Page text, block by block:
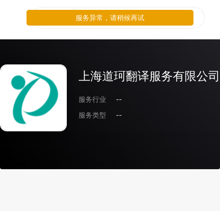
上海道珂翻译服务有限公司
服务行业
--
服务类型
--
服务异常，请稍候再试